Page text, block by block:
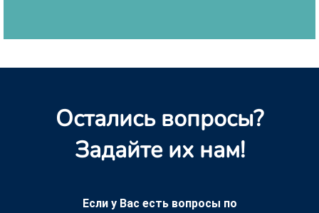
Остались вопросы?
Задайте их нам!
Если у Вас есть вопросы по